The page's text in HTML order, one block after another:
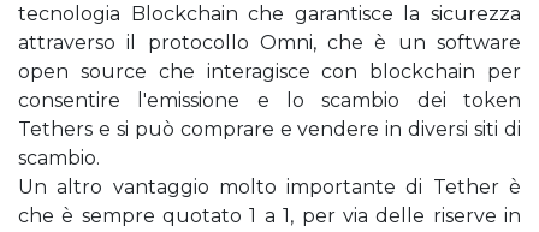
tecnologia Blockchain che garantisce la sicurezza
attraverso il protocollo Omni, che è un software
open source che interagisce con blockchain per
consentire l'emissione e lo scambio dei token
Tethers e si può comprare e vendere in diversi siti di
scambio.
Un altro vantaggio molto importante di Tether è
che è sempre quotato 1 a 1, per via delle riserve in